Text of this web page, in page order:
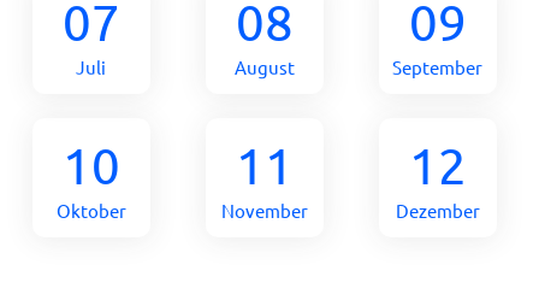
07
Juli
08
August
09
September
10
Oktober
11
November
12
Dezember